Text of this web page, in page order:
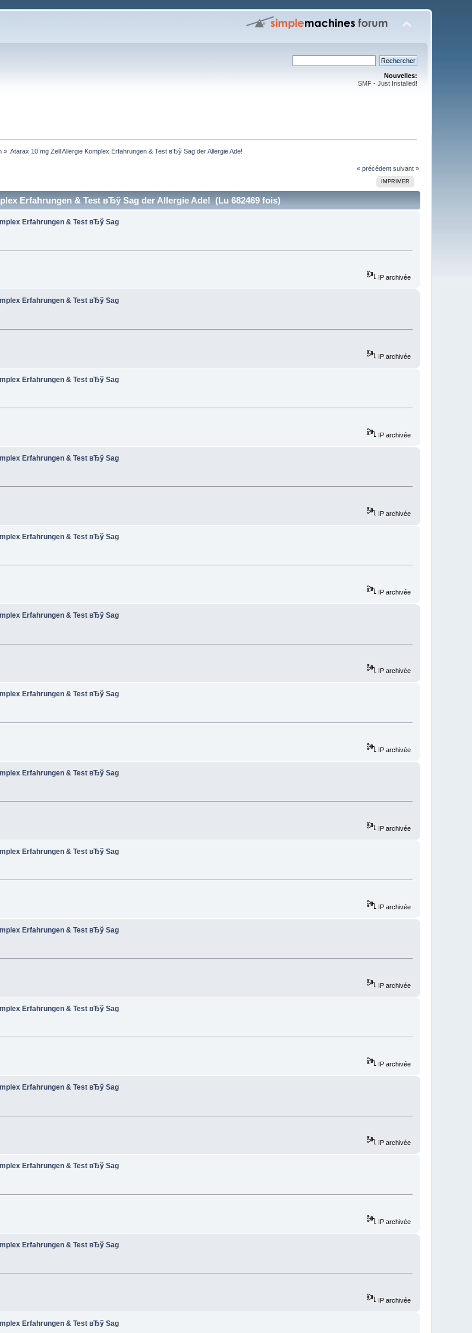
Nouvelles:
SMF - Just Installed!
» Atarax 10 mg Zell Allergie Komplex Erfahrungen & Test вЂў Sag der Allergie Ade!
« précédent suivant »
IMPRIMER
Erfahrungen & Test вЂў Sag der Allergie Ade! (Lu 682469 fois)
Erfahrungen & Test вЂў Sag
IP archivée
Erfahrungen & Test вЂў Sag
IP archivée
Erfahrungen & Test вЂў Sag
IP archivée
Erfahrungen & Test вЂў Sag
IP archivée
Erfahrungen & Test вЂў Sag
IP archivée
Erfahrungen & Test вЂў Sag
IP archivée
Erfahrungen & Test вЂў Sag
IP archivée
Erfahrungen & Test вЂў Sag
IP archivée
Erfahrungen & Test вЂў Sag
IP archivée
Erfahrungen & Test вЂў Sag
IP archivée
Erfahrungen & Test вЂў Sag
IP archivée
Erfahrungen & Test вЂў Sag
IP archivée
Erfahrungen & Test вЂў Sag
IP archivée
Erfahrungen & Test вЂў Sag
IP archivée
Erfahrungen & Test вЂў Sag